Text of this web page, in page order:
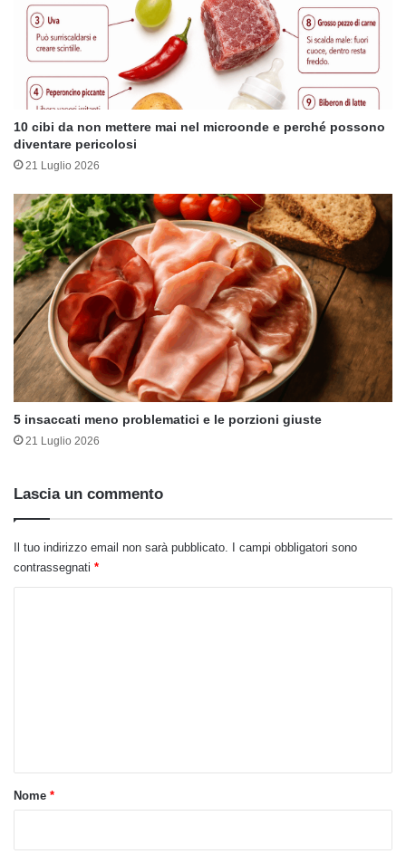
10 cibi da non mettere mai nel microonde e perché possono
diventare pericolosi
21 Luglio 2026
5 insaccati meno problematici e le porzioni giuste
21 Luglio 2026
Lascia un commento
Il tuo indirizzo email non sarà pubblicato.
I campi obbligatori sono
contrassegnati *
oNome *